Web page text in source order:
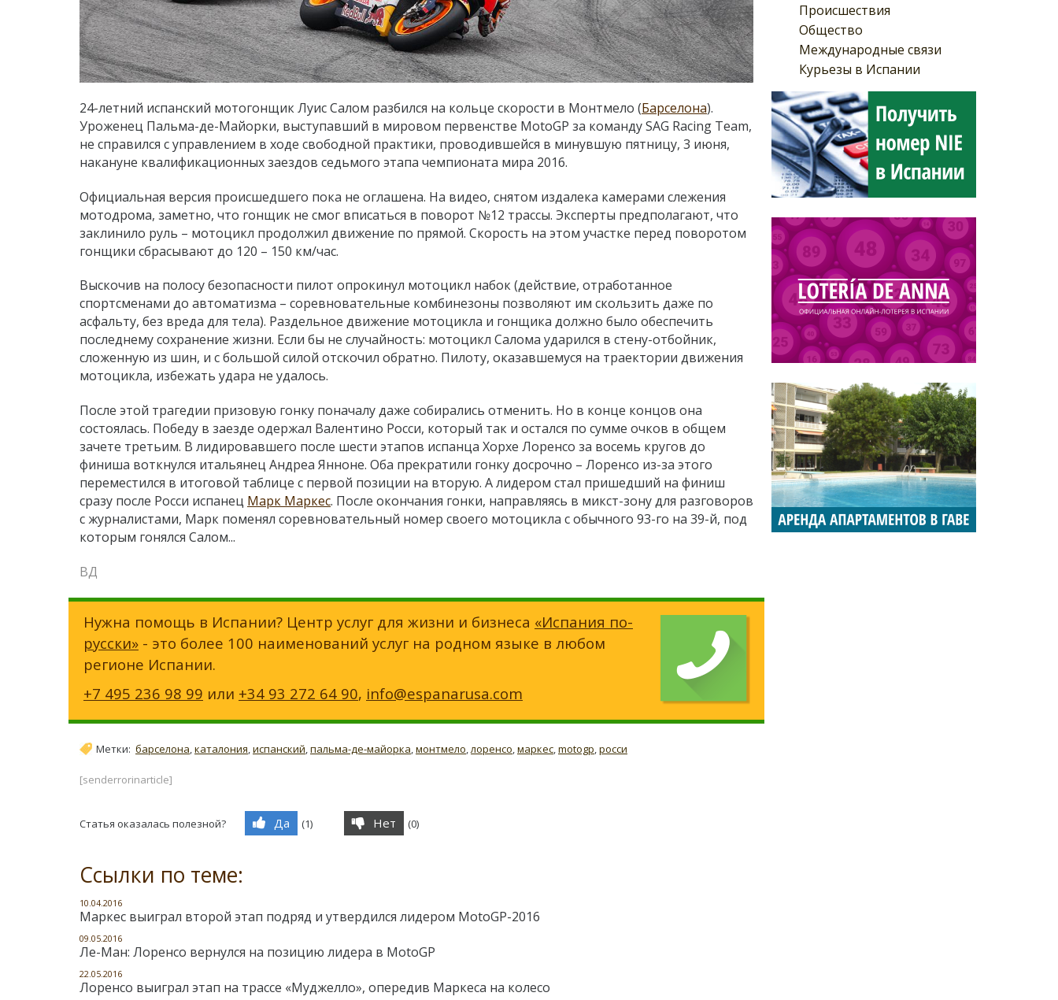
Происшествия
Общество
Международные связи
Курьезы в Испании
24-летний испанский мотогонщик Луис Салом разбился на кольце скорости в Монтмело (Барселона).
Уроженец Пальма-де-Майорки, выступавший в мировом первенстве MotoGP за команду SAG Racing Team,
не справился с управлением в ходе свободной практики, проводившейся в минувшую пятницу, 3 июня,
накануне квалификационных заездов седьмого этапа чемпионата мира 2016.
Официальная версия происшедшего пока не оглашена. На видео, снятом издалека камерами слежения
мотодрома, заметно, что гонщик не смог вписаться в поворот №12 трассы. Эксперты предполагают, что
заклинило руль – мотоцикл продолжил движение по прямой. Скорость на этом участке перед поворотом
гонщики сбрасывают до 120 – 150 км/час.
Выскочив на полосу безопасности пилот опрокинул мотоцикл набок (действие, отработанное
спортсменами до автоматизма – соревновательные комбинезоны позволяют им скользить даже по
асфальту, без вреда для тела). Раздельное движение мотоцикла и гонщика должно было обеспечить
последнему сохранение жизни. Если бы не случайность: мотоцикл Салома ударился в стену-отбойник,
сложенную из шин, и с большой силой отскочил обратно. Пилоту, оказавшемуся на траектории движения
мотоцикла, избежать удара не удалось.
После этой трагедии призовую гонку поначалу даже собирались отменить. Но в конце концов она
состоялась. Победу в заезде одержал Валентино Росси, который так и остался по сумме очков в общем
зачете третьим. В лидировавшего после шести этапов испанца Хорхе Лоренсо за восемь кругов до
финиша воткнулся итальянец Андреа Янноне. Оба прекратили гонку досрочно – Лоренсо из-за этого
переместился в итоговой таблице с первой позиции на вторую. А лидером стал пришедший на финиш
сразу после Росси испанец Марк Маркес. После окончания гонки, направляясь в микст-зону для разговоров
с журналистами, Марк поменял соревновательный номер своего мотоцикла с обычного 93-го на 39-й, под
которым гонялся Салом...
ВД
Нужна помощь в Испании? Центр услуг для жизни и бизнеса «Испания по-
русски» - это более 100 наименований услуг на родном языке в любом
регионе Испании.
+7 495 236 98 99 или +34 93 272 64 90, info@espanarusa.com
Метки: барселона,каталония,испанский,пальма-де-майорка,монтмело,лоренсо,маркес,motogp,росси
[senderrorinarticle]
Статья оказалась полезной? Да (1) Нет (0)
Ссылки по теме:
10.04.2016
Маркес выиграл второй этап подряд и утвердился лидером MotoGP-2016
09.05.2016
Ле-Ман: Лоренсо вернулся на позицию лидера в MotoGP
22.05.2016
Лоренсо выиграл этап на трассе «Муджелло», опередив Маркеса на колесо